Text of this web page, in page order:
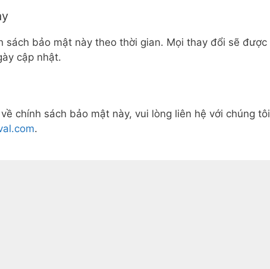
sách bảo mật này theo thời gian. Mọi thay đổi sẽ được
cập nhật.
chính sách bảo mật này, vui lòng liên hệ với chúng tôi
.